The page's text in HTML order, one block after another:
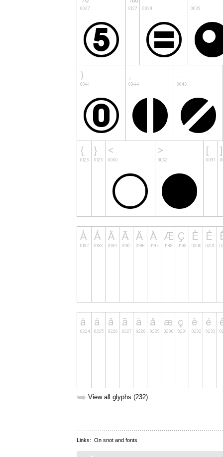
➥ View all glyphs (232)
Links: On snot and fonts